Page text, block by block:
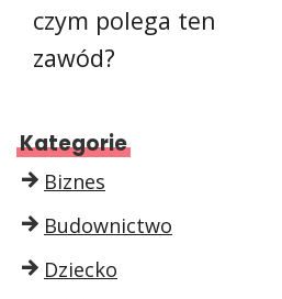
czym polega ten
zawód?
Kategorie
Biznes
Budownictwo
Dziecko